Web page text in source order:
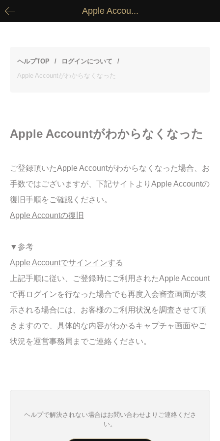
Apple Accou...
ヘルプTOP
ログインについて
Apple Accountがわからなくなった
Apple Accountがわからなくなった
ご登録頂いたApple Accountがわからなくなった場合、お
手数ではございますが、下記サイトよりApple Accountの
復旧手順をご確認ください。
Apple Accountの復旧
▼参考
Apple Accountでサインインする
上記手順に従い、ご登録時にご利用されたApple Account
で再ログインを行なった場合でも再度入会審査画面が表
示される場合には、お客様のご利用状況を調査させて頂
きますので、具体的な内容がわかるキャプチャ画面やご
状況を運営事務局までご連絡ください。
ヘルプで解決されない場合はお問い合わせよりご連絡くださ
い。